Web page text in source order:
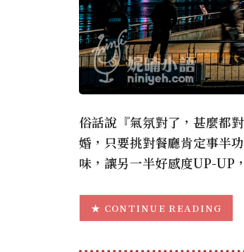
俗話說『氣氛對了，甚麼都
婚，只要挑對餐廳肯定事半
味，讓另一半好感度UP-UP
CONTINUE READING